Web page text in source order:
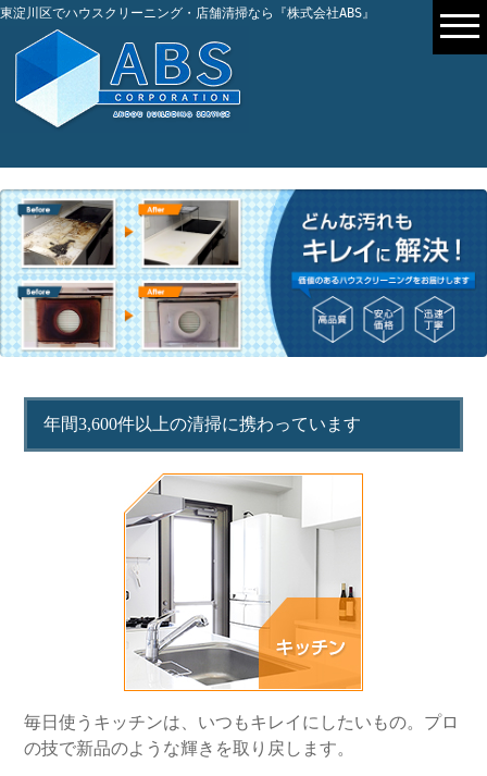
東淀川区でハウスクリーニング・店舗清掃なら『株式会社ABS』
年間3,600件以上の清掃に携わっています
毎日使うキッチンは、いつもキレイにしたいもの。プロ
の技で新品のような輝きを取り戻します。